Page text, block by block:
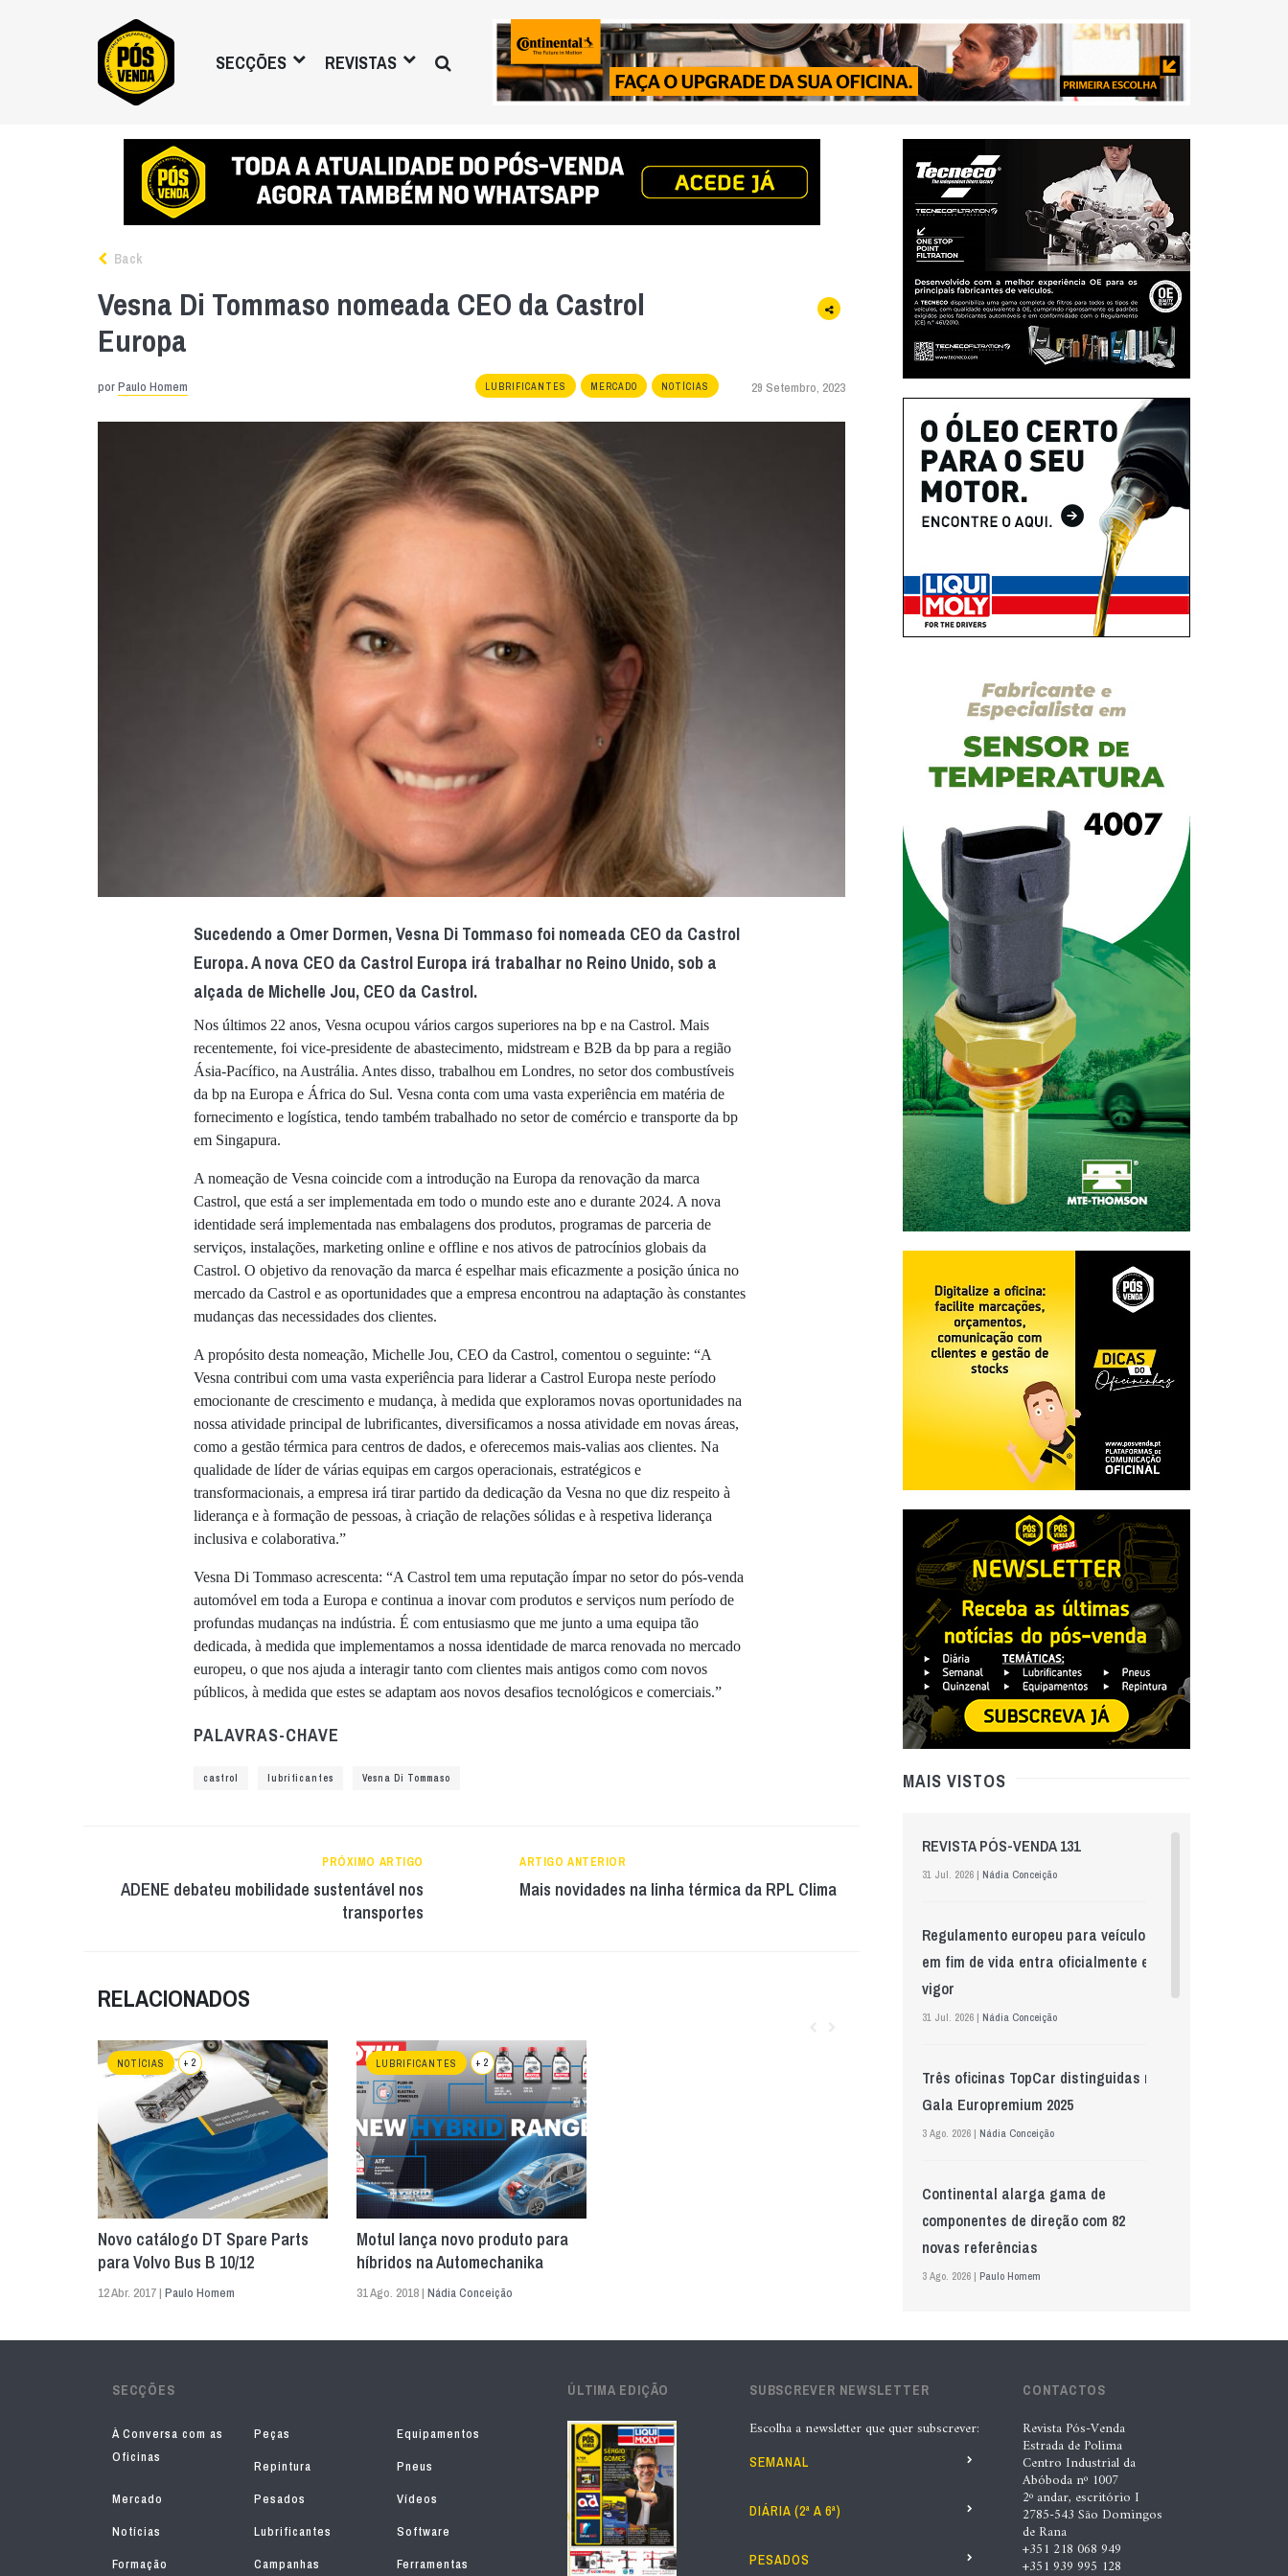
SECÇÕES REVISTAS
Back
Vesna Di Tommaso nomeada CEO da Castrol
Europa
porPaulo Homem LUBRIFICANTES MERCADO NOTÍCIAS 29 Setembro, 2023
Sucedendo a Omer Dormen, Vesna Di Tommaso foi nomeada CEO da Castrol
Europa. A nova CEO da Castrol Europa irá trabalhar no Reino Unido, sob a
alçada de Michelle Jou, CEO da Castrol.
Nos últimos 22 anos, Vesna ocupou vários cargos superiores na bp e na Castrol. Mais
recentemente, foi vice-presidente de abastecimento, midstream e B2B da bp para a região
Ásia-Pacífico, na Austrália. Antes disso, trabalhou em Londres, no setor dos combustíveis
da bp na Europa e África do Sul. Vesna conta com uma vasta experiência em matéria de
fornecimento e logística, tendo também trabalhado no setor de comércio e transporte da bp
em Singapura.
A nomeação de Vesna coincide com a introdução na Europa da renovação da marca
Castrol, que está a ser implementada em todo o mundo este ano e durante 2024. A nova
identidade será implementada nas embalagens dos produtos, programas de parceria de
serviços, instalações, marketing online e offline e nos ativos de patrocínios globais da
Castrol. O objetivo da renovação da marca é espelhar mais eficazmente a posição única no
mercado da Castrol e as oportunidades que a empresa encontrou na adaptação às constantes
mudanças das necessidades dos clientes.
A propósito desta nomeação, Michelle Jou, CEO da Castrol, comentou o seguinte: “A
Vesna contribui com uma vasta experiência para liderar a Castrol Europa neste período
emocionante de crescimento e mudança, à medida que exploramos novas oportunidades na
nossa atividade principal de lubrificantes, diversificamos a nossa atividade em novas áreas,
como a gestão térmica para centros de dados, e oferecemos mais-valias aos clientes. Na
qualidade de líder de várias equipas em cargos operacionais, estratégicos e
transformacionais, a empresa irá tirar partido da dedicação da Vesna no que diz respeito à
liderança e à formação de pessoas, à criação de relações sólidas e à respetiva liderança
inclusiva e colaborativa.”
Vesna Di Tommaso acrescenta: “A Castrol tem uma reputação ímpar no setor do pós-venda
automóvel em toda a Europa e continua a inovar com produtos e serviços num período de
profundas mudanças na indústria. É com entusiasmo que me junto a uma equipa tão
dedicada, à medida que implementamos a nossa identidade de marca renovada no mercado
europeu, o que nos ajuda a interagir tanto com clientes mais antigos como com novos
públicos, à medida que estes se adaptam aos novos desafios tecnológicos e comerciais.”
PALAVRAS-CHAVE
castrol lubrificantes Vesna Di Tommaso
PRÓXIMO ARTIGO
ADENE debateu mobilidade sustentável nos
transportes
ARTIGO ANTERIOR
Mais novidades na linha térmica da RPL Clima
RELACIONADOS
NOTÍCIAS + 2
Novo catálogo DT Spare Parts
para Volvo Bus B 10/12
12 Abr. 2017 | Paulo Homem
LUBRIFICANTES + 2
Motul lança novo produto para
híbridos na Automechanika
31 Ago. 2018 | Nádia Conceição
MAIS VISTOS
REVISTA PÓS-VENDA 131
31 Jul. 2026 | Nádia Conceição
Regulamento europeu para veículos
em fim de vida entra oficialmente em
vigor
31 Jul. 2026 | Nádia Conceição
Três oficinas TopCar distinguidas na
Gala Europremium 2025
3 Ago. 2026 | Nádia Conceição
Continental alarga gama de
componentes de direção com 82
novas referências
3 Ago. 2026 | Paulo Homem
Mewa aposta na IA para automatizar
5 Ago. 2026 | Nádia Conceição
GS Pro Tyres assume representação
exclusiva da Laufenn em Portugal
4 Ago. 2026 | Paulo Homem
Wolf mostra nova geração de
SECÇÕES
À Conversa com as
Oficinas
Peças
Equipamentos
Repintura
Pneus
Mercado
Pesados
Vídeos
Notícias
Lubrificantes
Software
Formação
Campanhas Ferramentas
ÚLTIMA EDIÇÃO SUBSCREVER NEWSLETTER
Escolha a newsletter que quer subscrever:
SEMANAL
DIÁRIA (2ª A 6ª)
PESADOS
CONTACTOS
Revista Pós-Venda
Estrada de Polima
Centro Industrial da
Abóboda nº 1007
2º andar, escritório I
2785-543 São Domingos
de Rana
+351 218 068 949
+351 939 995 128